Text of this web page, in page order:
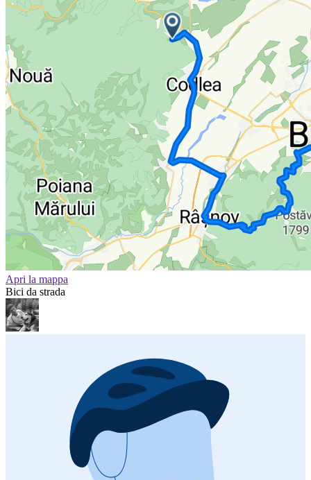
Apri la mappa
Bici da strada